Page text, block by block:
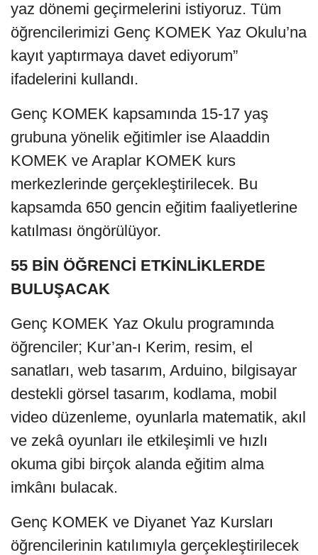
yaz dönemi geçirmelerini istiyoruz. Tüm
öğrencilerimizi Genç KOMEK Yaz Okulu’na
kayıt yaptırmaya davet ediyorum”
ifadelerini kullandı.
Genç KOMEK kapsamında 15-17 yaş
grubuna yönelik eğitimler ise Alaaddin
KOMEK ve Araplar KOMEK kurs
merkezlerinde gerçekleştirilecek. Bu
kapsamda 650 gencin eğitim faaliyetlerine
katılması öngörülüyor.
55 BİN ÖĞRENCİ ETKİNLİKLERDE
BULUŞACAK
Genç KOMEK Yaz Okulu programında
öğrenciler; Kur’an-ı Kerim, resim, el
sanatları, web tasarım, Arduino, bilgisayar
destekli görsel tasarım, kodlama, mobil
video düzenleme, oyunlarla matematik, akıl
ve zekâ oyunları ile etkileşimli ve hızlı
okuma gibi birçok alanda eğitim alma
imkânı bulacak.
Genç KOMEK ve Diyanet Yaz Kursları
öğrencilerinin katılımıyla gerçekleştirilecek